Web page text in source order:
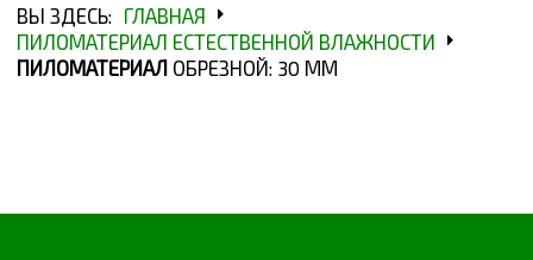
ВЫ ЗДЕСЬ: ГЛАВНАЯ
ПИЛОМАТЕРИАЛ ЕСТЕСТВЕННОЙ ВЛАЖНОСТИ
ПИЛОМАТЕРИАЛ ОБРЕЗНОЙ: 30 ММ